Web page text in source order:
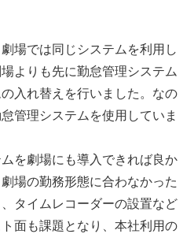
場では同じシステムを利用し
よりも先に勤怠管理システム
入れ替えを行いました。なの
管理システムを使用していま
を劇場にも導入できれば良か
場の勤務形態に合わなかった
タイムレコーダーの設置など
面も課題となり、本社利用の